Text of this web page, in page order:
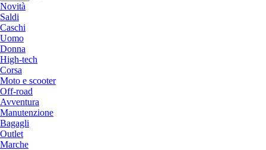
Novità
Saldi
Caschi
Uomo
Donna
High-tech
Corsa
Moto e scooter
Off-road
Avventura
Manutenzione
Bagagli
Outlet
Marche